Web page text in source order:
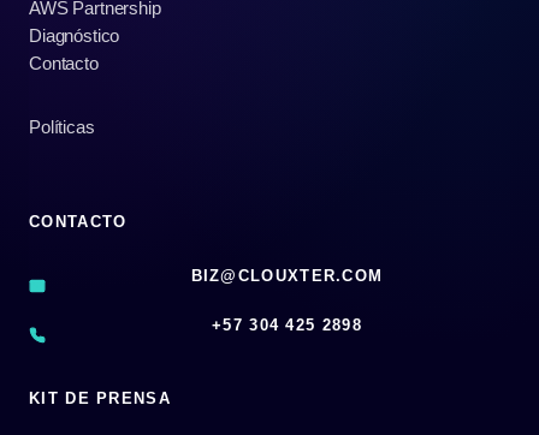
Y
AWS Partnership
Diagnóstico
Contacto
Políticas
CONTACTO
BIZ@CLOUXTER.COM
‪+57 304 425 2898
KIT DE PRENSA